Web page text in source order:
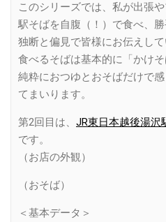
このシリーズでは、私が出張
駅そばを自腹（！）で食べ、勝
独断と偏見で皆様にお伝えして
食べるそばは基本的に「かけそ
純粋におつゆとおそばだけで
てまいります。
第2回目は、 JR東日本越後湯沢
です。
（お店の外観）
（おそば）
＜基本データ＞